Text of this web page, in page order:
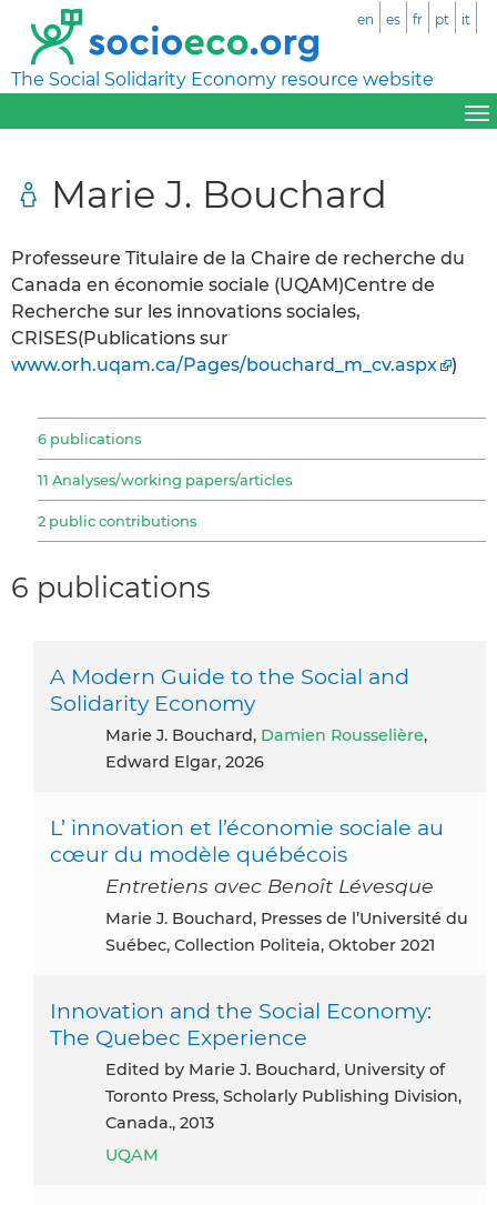
The Social Solidarity Economy resource website
en es fr pt it
Marie J. Bouchard
Professeure Titulaire de la Chaire de recherche du
Canada en économie sociale (UQAM)Centre de
Recherche sur les innovations sociales,
CRISES(Publications sur
www.orh.uqam.ca/Pages/bouchard_m_cv.aspx
)
6 publications
11 Analyses/working papers/articles
2 public contributions
6 publications
A Modern Guide to the Social and
Solidarity Economy
Marie J. Bouchard, Damien Rousselière,
Edward Elgar, 2026
L’ innovation et l’économie sociale au
cœur du modèle québécois
Entretiens avec Benoît Lévesque
Marie J. Bouchard, Presses de l’Université du
Suébec, Collection Politeia, Oktober 2021
Innovation and the Social Economy:
The Quebec Experience
Edited by Marie J. Bouchard, University of
Toronto Press, Scholarly Publishing Division,
Canada., 2013
UQAM